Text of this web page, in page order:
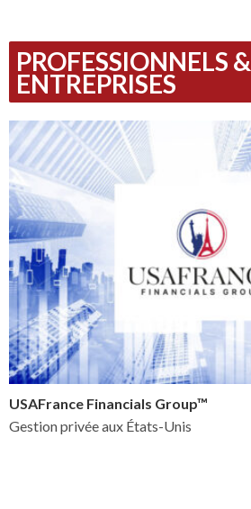
PROFESSIONNELS &
ENTREPRISES
USAFrance Financials Group™
Gestion privée aux États-Unis